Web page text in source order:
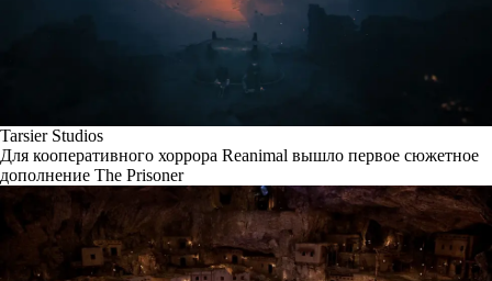
Tarsier Studios
Для кооперативного хоррора Reanimal вышло первое сюжетное
дополнение The Prisoner